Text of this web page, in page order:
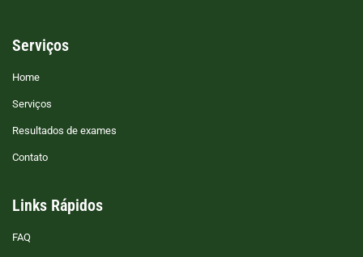
Serviços
Home
Serviços
Resultados de exames
Contato
Links Rápidos
FAQ